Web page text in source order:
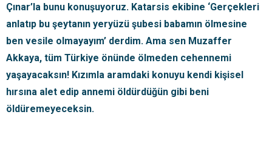
Çınar’la bunu konuşuyoruz. Katarsis ekibine ‘Gerçekleri
anlatıp bu şeytanın yeryüzü şubesi babamın ölmesine
ben vesile olmayayım’ derdim. Ama sen Muzaffer
Akkaya, tüm Türkiye önünde ölmeden cehennemi
yaşayacaksın! Kızımla aramdaki konuyu kendi kişisel
hırsına alet edip annemi öldürdüğün gibi beni
öldüremeyeceksin.